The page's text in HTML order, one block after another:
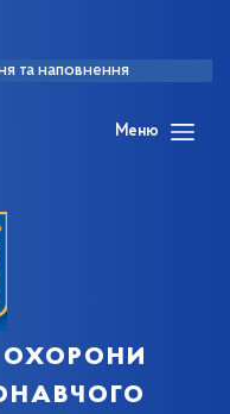
та наповнення
Меню